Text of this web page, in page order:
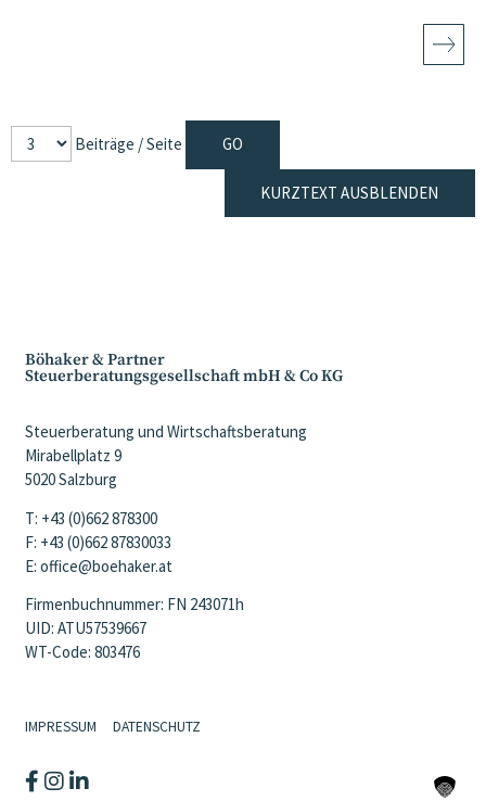
Beiträge / Seite
KURZTEXT AUSBLENDEN
Böhaker & Partner
Steuerberatungsgesellschaft mbH & Co KG
Steuerberatung und Wirtschaftsberatung
Mirabellplatz 9
5020 Salzburg
T: +43 (0)662 878300
F: +43 (0)662 87830033
E: office@boehaker.at
Firmenbuchnummer: FN 243071h
UID: ATU57539667
WT-Code: 803476
IMPRESSUM DATENSCHUTZ